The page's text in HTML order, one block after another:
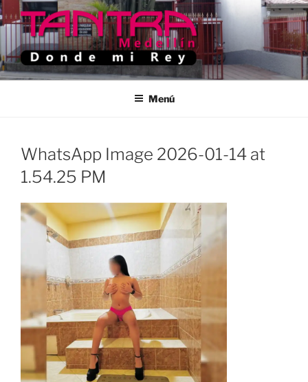
Saltar
al
contenido
TANTRA MEDELLIN
Donde Mi Rey
Menú
WhatsApp Image 2026-01-14 at
1.54.25 PM